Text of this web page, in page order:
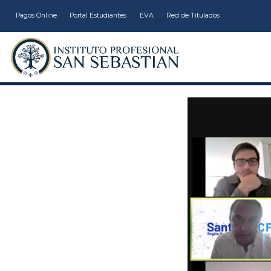
Pagos Online Portal Estudiantes EVA Red de Titulados